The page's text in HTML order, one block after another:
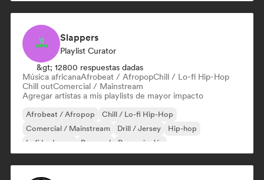
Slappers
Playlist Curator
&gt; 12800 respuestas dadas
Música africanaAfrobeat / AfropopChill / Lo-fi Hip-Hop
Chill outComercial / Mainstream
Agregar artistas a mis playlists de mayor impacto
Afrobeat / Afropop
Chill / Lo-fi Hip-Hop
Comercial / Mainstream
Drill / Jersey
Hip-hop
Lofi bedroom
Pop soul Rap en inglés